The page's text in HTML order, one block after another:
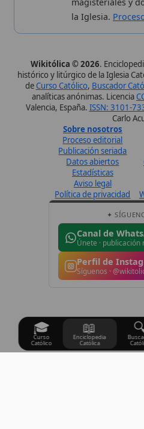
✦ SÍGUENOS EN
Síguenos · @wikitolica